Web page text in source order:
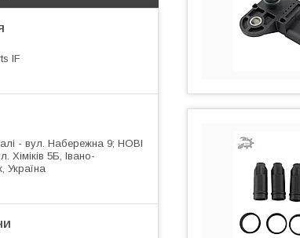
IF
- вул. Набережна 9; НОВІ
Хіміків 5Б, Івано-
Україна